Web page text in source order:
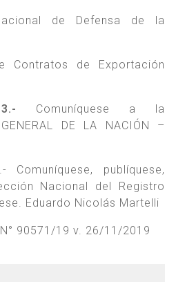
de Defensa de la
Contratos de Exportación
Comuníquese a la
GENERAL DE LA NACIÓN –
Comuníquese, publíquese,
Nacional del Registro
Eduardo Nicolás Martelli
90571/19 v. 26/11/2019